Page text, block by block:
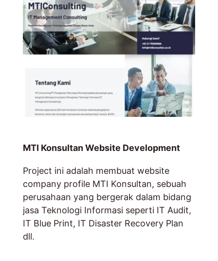
MTI Konsultan Website Development
Project ini adalah membuat website
company profile MTI Konsultan, sebuah
perusahaan yang bergerak dalam bidang
jasa Teknologi Informasi seperti IT Audit,
IT Blue Print, IT Disaster Recovery Plan
dll.